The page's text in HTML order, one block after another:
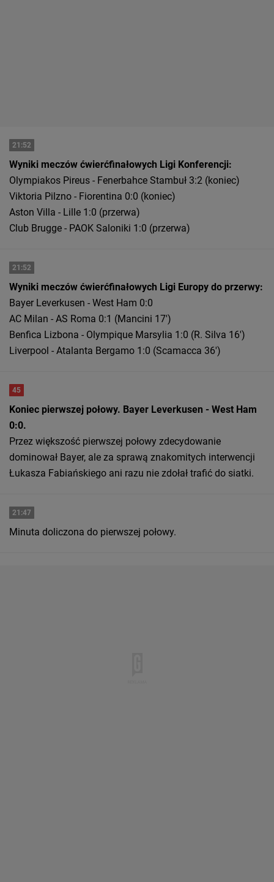
21:52
Wyniki meczów ćwierćfinałowych Ligi Konferencji:
Olympiakos Pireus - Fenerbahce Stambuł 3:2 (koniec)
Viktoria Pilzno - Fiorentina 0:0 (koniec)
Aston Villa - Lille 1:0 (przerwa)
Club Brugge - PAOK Saloniki 1:0 (przerwa)
21:52
Wyniki meczów ćwierćfinałowych Ligi Europy do przerwy:
Bayer Leverkusen - West Ham 0:0
AC Milan - AS Roma 0:1 (Mancini 17')
Benfica Lizbona - Olympique Marsylia 1:0 (R. Silva 16')
Liverpool - Atalanta Bergamo 1:0 (Scamacca 36')
45
Koniec pierwszej połowy. Bayer Leverkusen - West Ham
0:0.
Przez większość pierwszej połowy zdecydowanie
dominował Bayer, ale za sprawą znakomitych interwencji
Łukasza Fabiańskiego ani razu nie zdołał trafić do siatki.
21:47
Minuta doliczona do pierwszej połowy.